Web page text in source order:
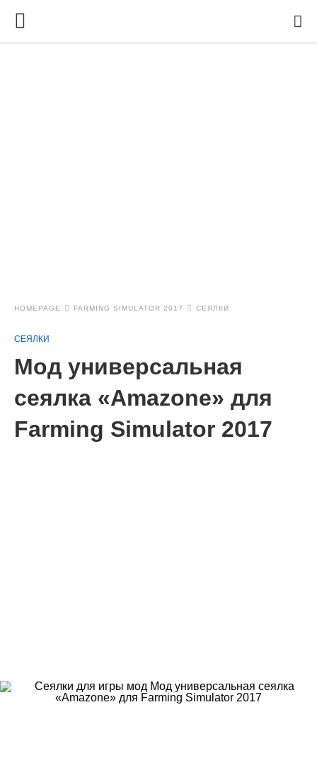
HOMEPAGE FARMING SIMULATOR 2017 СЕЯЛКИ
СЕЯЛКИ
Мод универсальная
сеялка «Amazone» для
Farming Simulator 2017